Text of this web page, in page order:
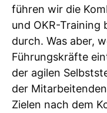
führen wir die
und OKR-Training
durch. Was aber,
Führungskräfte
der agilen
der
Zielen nach dem